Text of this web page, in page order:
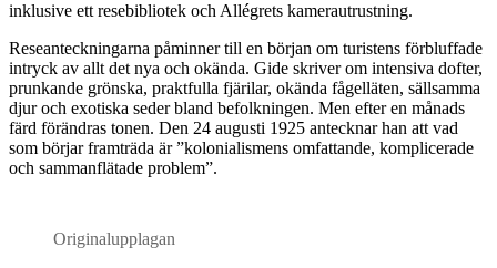
inklusive ett resebibliotek och Allégrets kamerautrustning.
Reseanteckningarna påminner till en början om turistens förbluffade
intryck av allt det nya och okända. Gide skriver om intensiva dofter,
prunkande grönska, praktfulla fjärilar, okända fågelläten, sällsamma
djur och exotiska seder bland befolkningen. Men efter en månads
färd förändras tonen. Den 24 augusti 1925 antecknar han att vad
som börjar framträda är ”kolonialismens omfattande, komplicerade
och sammanflätade problem”.
Originalupplagan